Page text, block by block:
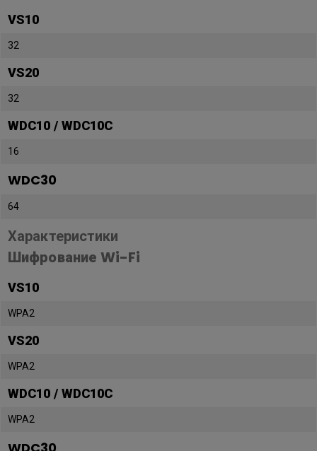
VS10
32
VS20
32
WDC10 / WDC10C
16
WDC30
64
Характеристики
Шифрование Wi-Fi
VS10
WPA2
VS20
WPA2
WDC10 / WDC10C
WPA2